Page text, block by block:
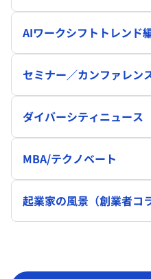
AIワークシフトトレンド
セミナー／カンファレン
ダイバーシティニュース
MBA/テクノベート
起業家の風景（創業者コ